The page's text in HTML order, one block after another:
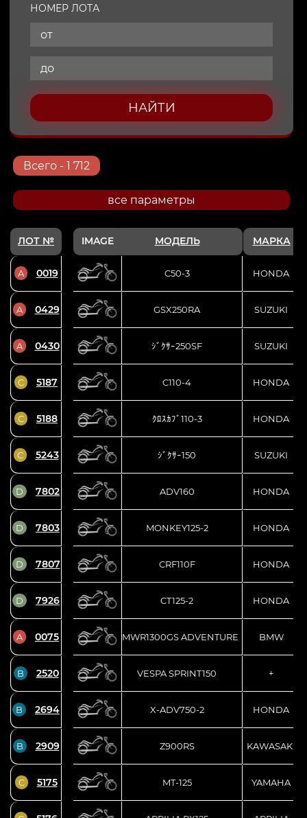
НОМЕР ЛОТА
НАЙТИ
Всего - 1 712
все параметры
ЛОТ № IMAGE МОДЕЛЬ МАРКА
A 0019 C50-3 HONDA
A 0429 GSX250RA SUZUKI
A 0430 ｼﾞｸｻｰ250SF SUZUKI
C 5187 C110-4 HONDA
C 5188 ｸﾛｽｶﾌﾞ110-3 HONDA
C 5243 ｼﾞｸｻｰ150 SUZUKI
D 7802 ADV160 HONDA
D 7803 MONKEY125-2 HONDA
D 7807 CRF110F HONDA
D 7926 CT125-2 HONDA
A 0075 BMWR1300GS ADVENTURE BMW
B 2520 VESPA SPRINT150 +
B 2694 X-ADV750-2 HONDA
B 2909 Z900RS KAWASAKI
C 5175 MT-125 YAMAHA